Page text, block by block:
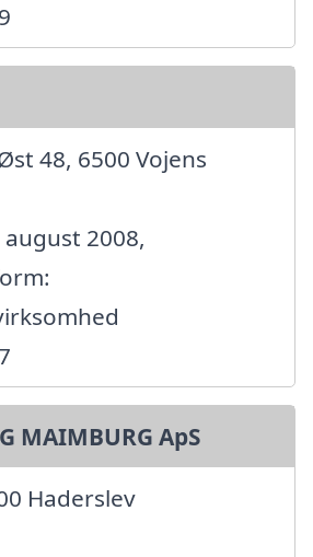
48, 6500 Vojens
2008,
MAIMBURG ApS
Haderslev